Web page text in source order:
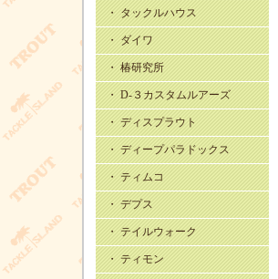
・ タックルハウス
・ ダイワ
・ 椿研究所
・ D-３カスタムルアーズ
・ ディスプラウト
・ ディープパラドックス
・ ティムコ
・ デプス
・ テイルウォーク
・ ティモン